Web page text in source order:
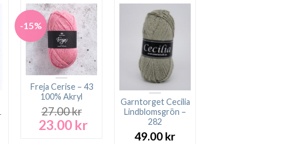
-15%
Freja Cerise – 43
100% Akryl
27.00kr
Det
23.00 krDet
nuvarande
Garntorget Cecilia
Lindblomsgrön –
282
49.00 kr